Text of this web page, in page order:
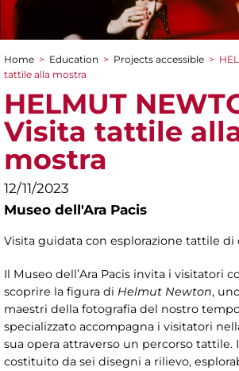
You are here
Home > Education > Projects accessible >
tattile alla mostra
HELMUT
Visita tattile
mostra
12/11/2023
Museo dell'Ara Pacis
Visita guidata con esplorazione tattile di
Il Museo dell’Ara Pacis invita i visitatori
scoprire la figura di Helmut Newton,
maestri della fotografia del nostro
specializzato accompagna i visitatori
sua opera attraverso un percorso tattile.
costituito da sei disegni a rilievo,